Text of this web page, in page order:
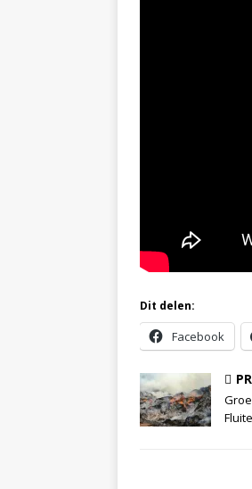
Dit delen:
Facebook